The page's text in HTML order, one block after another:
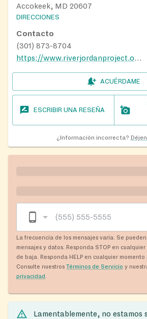
Accokeek, MD 20607
DIRECCIONES
Contacto
(301) 873-8704
https://www.riverjordanproject.org/
ACUÉRDAME
ESCRIBIR UNA RESEÑA
¿Información incorrecta?
La frecuencia de los mensajes varía. Se
mensajes y datos. Responda STOP en
de baja. Responda HELP en cualquier
Consulte nuestros Términos de Servicio y
privacidad
Lamentablemente, no estamos